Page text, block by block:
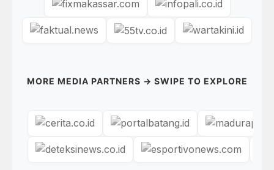
MORE MEDIA PARTNERS → SWIPE TO EXPLORE